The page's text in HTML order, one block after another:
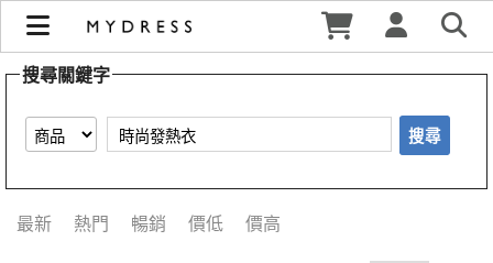
【時尚發熱衣】搜尋結果 | MYDRESS 時裳韓風
搜尋關鍵字
搜尋
最新 熱門 暢銷 價低 價高